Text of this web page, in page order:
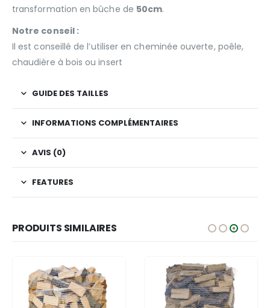
transformation en bûche de 50cm.
Notre conseil :
Il est conseillé de l’utiliser en cheminée ouverte, poêle,
chaudière à bois ou insert
GUIDE DES TAILLES
INFORMATIONS COMPLÉMENTAIRES
AVIS (0)
FEATURES
PRODUITS SIMILAIRES